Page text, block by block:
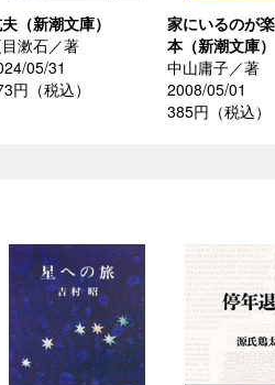
（新潮文庫）
漱石／著
05/31
円（税込）
家にいるのが
本（新潮文庫）
中山庸子／著
2008/05/01
385円（税込）